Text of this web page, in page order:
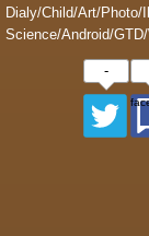
Dialy/Child/Art/
Science/Android/
-